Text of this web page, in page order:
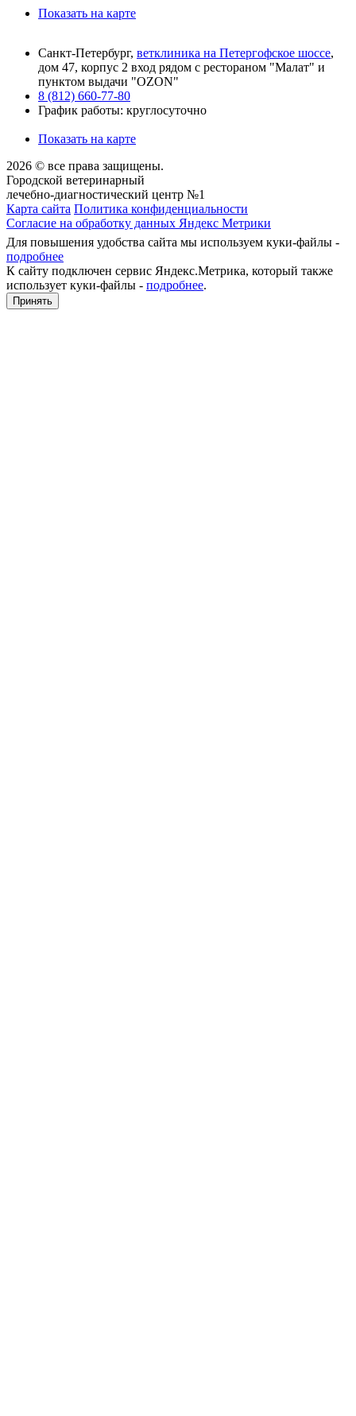
Показать на карте
Санкт-Петербург, ветклиника на Петергофское шоссе,
дом 47, корпус 2 вход рядом с рестораном "Малат" и
пунктом выдачи "OZON"
8 (812) 660-77-80
График работы: круглосуточно
Показать на карте
2026 © все права защищены.
Городской ветеринарный
лечебно-диагностический центр №1
Карта сайта Политика конфиденциальности
Согласие на обработку данных Яндекс Метрики
Для повышения удобства сайта мы используем куки-файлы -
подробнее
К сайту подключен сервис Яндекс.Метрика, который также
использует куки-файлы - подробнее.
Принять